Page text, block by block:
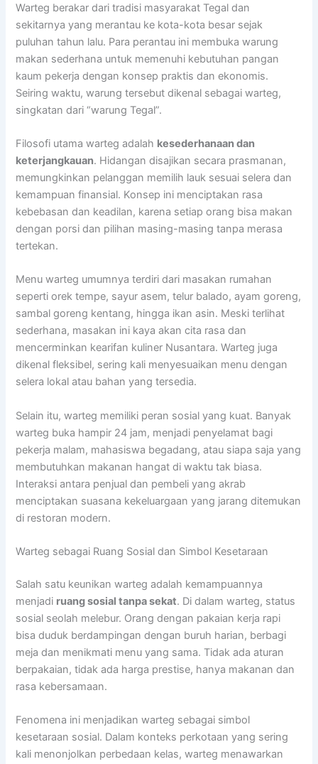
Warteg berakar dari tradisi masyarakat Tegal dan
sekitarnya yang merantau ke kota-kota besar sejak
puluhan tahun lalu. Para perantau ini membuka warung
makan sederhana untuk memenuhi kebutuhan pangan
kaum pekerja dengan konsep praktis dan ekonomis.
Seiring waktu, warung tersebut dikenal sebagai warteg,
singkatan dari “warung Tegal”.
Filosofi utama warteg adalah kesederhanaan dan
keterjangkauan. Hidangan disajikan secara prasmanan,
memungkinkan pelanggan memilih lauk sesuai selera dan
kemampuan finansial. Konsep ini menciptakan rasa
kebebasan dan keadilan, karena setiap orang bisa makan
dengan porsi dan pilihan masing-masing tanpa merasa
tertekan.
Menu warteg umumnya terdiri dari masakan rumahan
seperti orek tempe, sayur asem, telur balado, ayam goreng,
sambal goreng kentang, hingga ikan asin. Meski terlihat
sederhana, masakan ini kaya akan cita rasa dan
mencerminkan kearifan kuliner Nusantara. Warteg juga
dikenal fleksibel, sering kali menyesuaikan menu dengan
selera lokal atau bahan yang tersedia.
Selain itu, warteg memiliki peran sosial yang kuat. Banyak
warteg buka hampir 24 jam, menjadi penyelamat bagi
pekerja malam, mahasiswa begadang, atau siapa saja yang
membutuhkan makanan hangat di waktu tak biasa.
Interaksi antara penjual dan pembeli yang akrab
menciptakan suasana kekeluargaan yang jarang ditemukan
di restoran modern.
Warteg sebagai Ruang Sosial dan Simbol Kesetaraan
Salah satu keunikan warteg adalah kemampuannya
menjadi ruang sosial tanpa sekat. Di dalam warteg, status
sosial seolah melebur. Orang dengan pakaian kerja rapi
bisa duduk berdampingan dengan buruh harian, berbagi
meja dan menikmati menu yang sama. Tidak ada aturan
berpakaian, tidak ada harga prestise, hanya makanan dan
rasa kebersamaan.
Fenomena ini menjadikan warteg sebagai simbol
kesetaraan sosial. Dalam konteks perkotaan yang sering
kali menonjolkan perbedaan kelas, warteg menawarkan